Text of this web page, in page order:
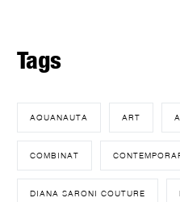
Tags
AQUANAUTA ART
COMBINAT
DIANA SARONI COUTURE